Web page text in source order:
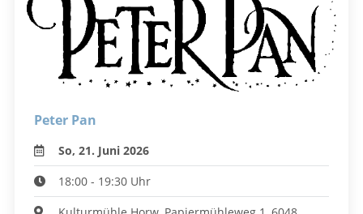
Peter Pan
So, 21. Juni 2026
18:00 - 19:30 Uhr